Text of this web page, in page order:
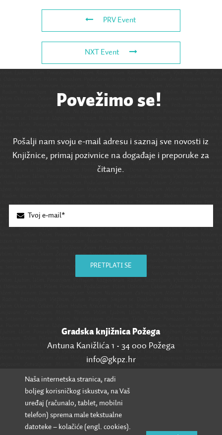
PRV Event
NXT Event
Povežimo se!
Pošalji nam svoju e-mail adresu i saznaj sve novosti iz
Knjižnice, primaj pozivnice na događaje i preporuke za
čitanje.
PRETPLATI SE
Gradska knjižnica Požega
Antuna Kanižlića 1 • 34 000 Požega
info@gkpz.hr
SVI KONTAKTI
Naša internetska stranica, radi
boljeg korisničkog iskustva, na Vaš
uređaj (računalo, tablet, mobilni
telefon) sprema male tekstualne
datoteke – kolačiće (engl. cookies).